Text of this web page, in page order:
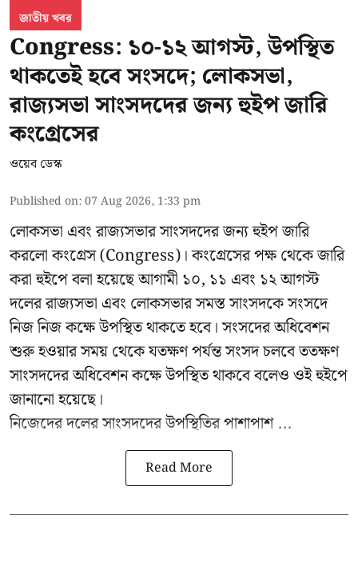
জাতীয় খবর
Congress: ১০-১২ আগস্ট, উপস্থিত
থাকতেই হবে সংসদে; লোকসভা,
রাজ্যসভা সাংসদদের জন্য হুইপ জারি
কংগ্রেসের
ওয়েব ডেস্ক
Published on:07 Aug 2026, 1:33 pm
লোকসভা এবং রাজ্যসভার সাংসদদের জন্য হুইপ জারি
করলো কংগ্রেস (Congress)। কংগ্রেসের পক্ষ থেকে জারি
করা হুইপে বলা হয়েছে আগামী ১০, ১১ এবং ১২ আগস্ট
দলের রাজ্যসভা এবং লোকসভার সমস্ত সাংসদকে সংসদে
নিজ নিজ কক্ষে উপস্থিত থাকতে হবে। সংসদের অধিবেশন
শুরু হওয়ার সময় থেকে যতক্ষণ পর্যন্ত সংসদ চলবে ততক্ষণ
সাংসদদের অধিবেশন কক্ষে উপস্থিত থাকবে বলেও ওই হুইপে
জানানো হয়েছে।
নিজেদের দলের সাংসদদের উপস্থিতির পাশাপাশ ...
Read More